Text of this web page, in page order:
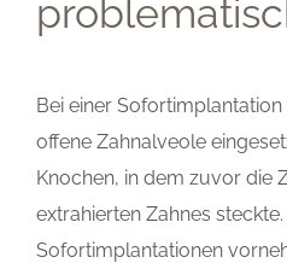
Bei einer
offene Zahnalveole
Knochen, in dem zuvor die
extrahierten Zahnes
Sofortimplantationen